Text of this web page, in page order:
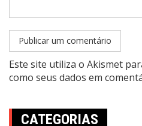
Este site utiliza o Akismet
como seus dados em
CATEGORIAS